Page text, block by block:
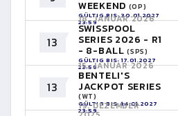
WEEKEND (OP)
GÜLTIG BIS: 30.01.2027
23:59
13
18. JANUAR 2026
SWISSPOOL
SERIES 2026 - R1
- 8-BALL(SPS)
GÜLTIG BIS: 17.01.2027
23:59
13
15. JANUAR 2026
BENTELI'S
JACKPOT SERIES
(WT)
GÜLTIG BIS: 14.01.2027
23:59
19. DEZEMBER